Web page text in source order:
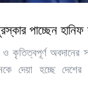
পাচ্ছেন
ও কৃতিত্বপূর্ণ অবদানের
দেয়া হচ্ছে দেশের